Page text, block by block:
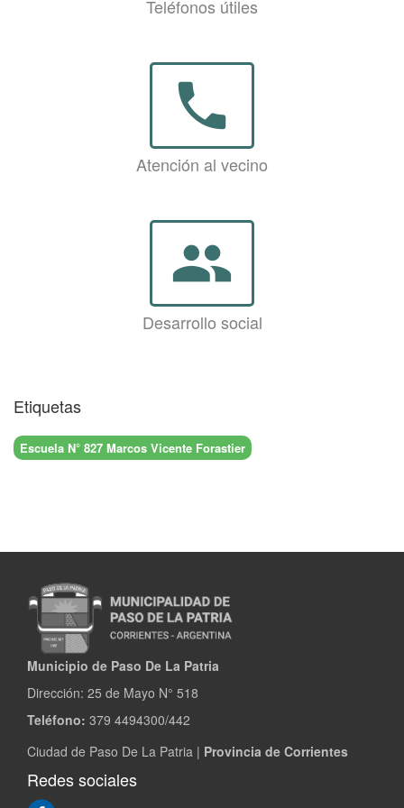
Teléfonos útiles
phone
Atención al vecino
group
Desarrollo social
Etiquetas
Escuela N° 827 Marcos Vicente Forastier
Municipio de Paso De La Patria
Dirección: 25 de Mayo N° 518
Teléfono: 379 4494300/442
Ciudad de Paso De La Patria | Provincia de Corrientes
Redes sociales